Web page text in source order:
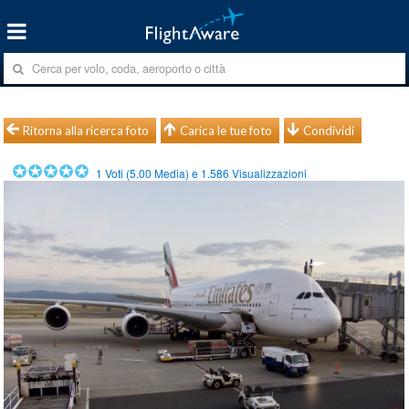
Ritorna alla ricerca foto Carica le tue foto Condividi
1 Voti (5.00 Media) e 1.586 Visualizzazioni